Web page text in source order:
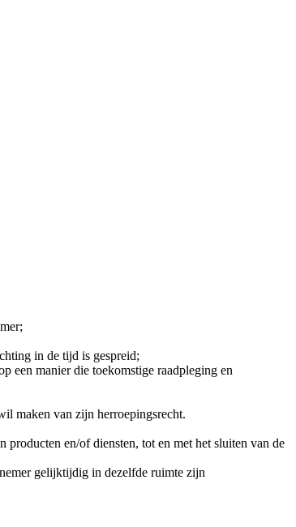
in de tijd is gespreid;
een manier die toekomstige raadpleging en
maken van zijn herroepingsrecht.
producten en/of diensten, tot en met het sluiten van de
gelijktijdig in dezelfde ruimte zijn